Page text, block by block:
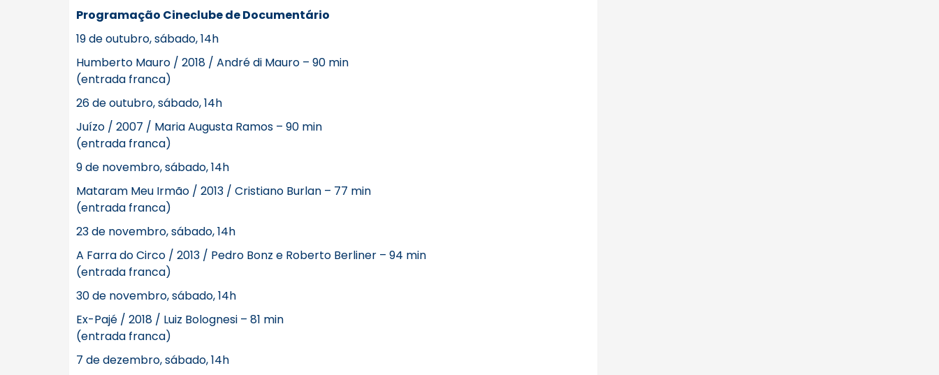
Programação Cineclube de Documentário
19 de outubro, sábado, 14h
Humberto Mauro / 2018 / André di Mauro – 90 min
(entrada franca)
26 de outubro, sábado, 14h
Juízo / 2007 / Maria Augusta Ramos – 90 min
(entrada franca)
9 de novembro, sábado, 14h
Mataram Meu Irmão / 2013 / Cristiano Burlan – 77 min
(entrada franca)
23 de novembro, sábado, 14h
A Farra do Circo / 2013 / Pedro Bonz e Roberto Berliner – 94 min
(entrada franca)
30 de novembro, sábado, 14h
Ex-Pajé / 2018 / Luiz Bolognesi – 81 min
(entrada franca)
7 de dezembro, sábado, 14h